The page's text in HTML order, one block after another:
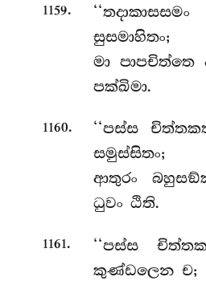
1159.
සුසමාහිතං;
මා පාපචිත්තෙ
පක්ඛිමා.
1160.
‘‘පස්ස
සමුස්සිතං;
ආතුරං
ධුවං ඨිති.
1161. ‘‘පස්ස
කුණ්ඩලෙන ච;